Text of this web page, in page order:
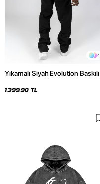
4
Yıkamalı Siyah Evolution Baskılı
Hoodie
1.399,90 TL